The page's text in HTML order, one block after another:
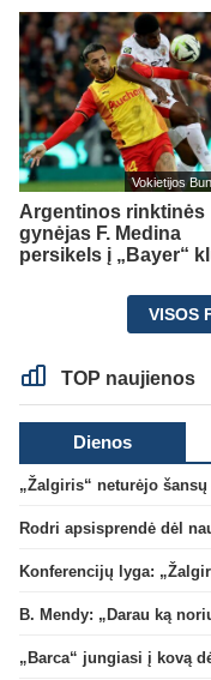
Vokietijos
Argentinos rinktinės
gynėjas F. Medina
persikels į „Bayer“
VISOS
TOP naujienos
Dienos
„Žalgiris“ neturėjo
Rodri apsisprendė dėl
„Barca“ jungiasi į kovą